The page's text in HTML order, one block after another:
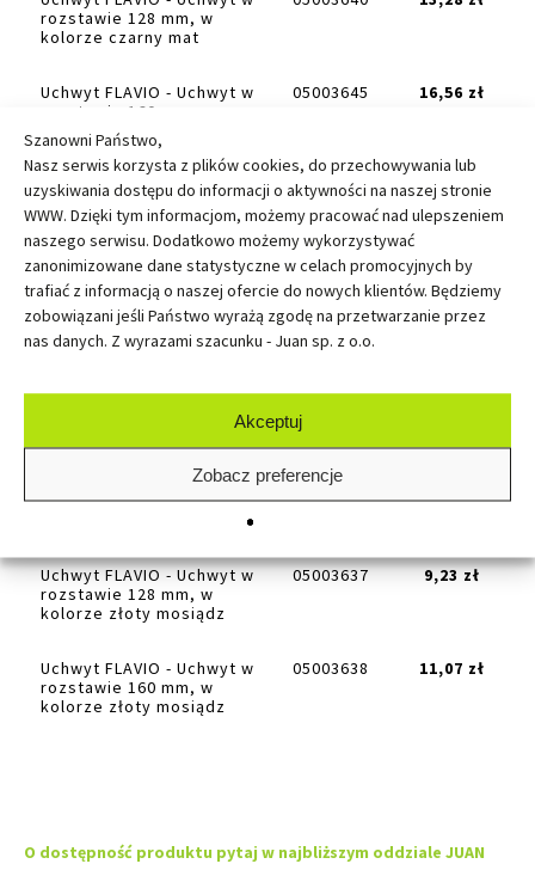
Szanowni Państwo,
Nasz serwis korzysta z plików cookies, do przechowywania lub
uzyskiwania dostępu do informacji o aktywności na naszej stronie
WWW. Dzięki tym informacjom, możemy pracować nad ulepszeniem
naszego serwisu. Dodatkowo możemy wykorzystywać
zanonimizowane dane statystyczne w celach promocyjnych by
trafiać z informacją o naszej ofercie do nowych klientów. Będziemy
zobowiązani jeśli Państwo wyrażą zgodę na przetwarzanie przez
nas danych. Z wyrazami szacunku - Juan sp. z o.o.
Akceptuj
Zobacz preferencje
rozstawie 128 mm, w
kolorze czarny mat
Uchwyt FLAVIO - Uchwyt w
rozstawie 160 mm, w
kolorze czarny mat
05003645 16,56 zł
STAL
Uchwyt FLAVIO - Uchwyt w
rozstawie 128 mm, w
kolorze stal szczotkowa
05003643
Uchwyt FLAVIO - Uchwyt w
rozstawie 160 mm, w
05003644
Uchwyt FLAVIO - Uchwyt w
rozstawie 96 mm, w złoty
05003636
Uchwyt FLAVIO - Uchwyt w
rozstawie 128 mm, w
kolorze złoty mosiądz
05003637 9,23 zł
Uchwyt FLAVIO - Uchwyt w
rozstawie 160 mm, w
kolorze złoty mosiądz
05003638 11,07 zł
O dostępność produktu pytaj w najbliższym oddziale JUAN